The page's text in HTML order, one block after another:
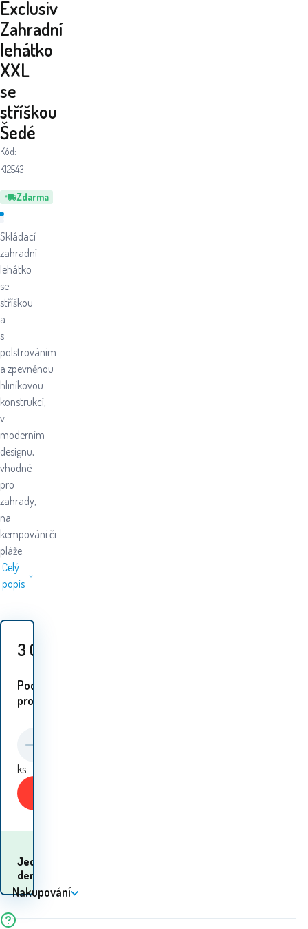
Zdarma
Exclusiv
Zahradní
lehátko
XXL
se
stříškou
Šedé
Kód:
K12543
Skládací
zahradní
lehátko
se
stříškou
a
s
polstrováním
a zpevněnou
hliníkovou
konstrukcí,
v
moderním
designu,
vhodné
pro
zahrady,
na
kempování či
pláže.
Celý
popis
3 013
Podobné
proudukty:
ks
Jeden
den
Nakupování